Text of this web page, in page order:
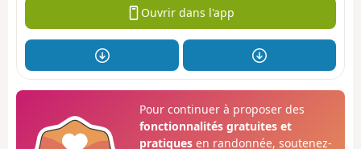
Ouvrir dans l'app
Pour continuer à proposer des
fonctionnalités gratuites et
pratiquesen randonnée, soutenez-